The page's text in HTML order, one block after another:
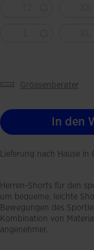
grössenberater
In den
Lieferung nach Hause in
Herren-Shorts für den
um bequeme, leichte
Bewegungen des
Kombination von
angenehmer.